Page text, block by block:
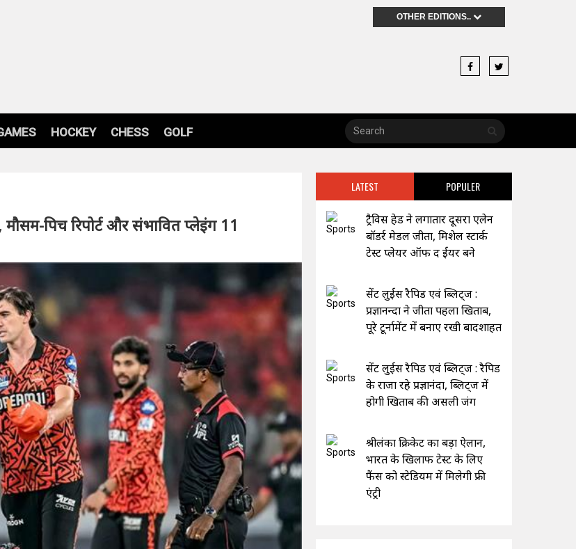
OTHER EDITIONS..
HOCKEY CHESS GOLF
पिच रिपोर्ट और संभावित प्लेइंग 11
LATEST POPULER
ट्रैविस हेड ने लगातार दूसरा एलेन
बॉडर्र मेडल जीता, मिशेल स्टार्क
टेस्ट प्लेयर ऑफ द ईयर बने
सेंट लुईस रैपिड एवं ब्लिट्ज :
प्रज्ञानन्दा ने जीता पहला खिताब,
पूरे टूर्नामेंट में बनाए रखी बादशाहत
सेंट लुईस रैपिड एवं ब्लिट्ज : रैपिड
के राजा रहे प्रज्ञानंदा, ब्लिट्ज में
होगी खिताब की असली जंग
श्रीलंका क्रिकेट का बड़ा ऐलान,
भारत के खिलाफ टेस्ट के लिए
फैंस को स्टेडियम में मिलेगी फ्री
एंट्री